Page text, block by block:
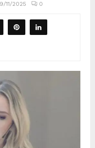
11/2025 0